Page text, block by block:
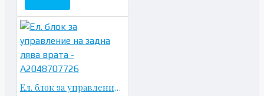
Ел. блок за управление на задна лява врата - A2048707726